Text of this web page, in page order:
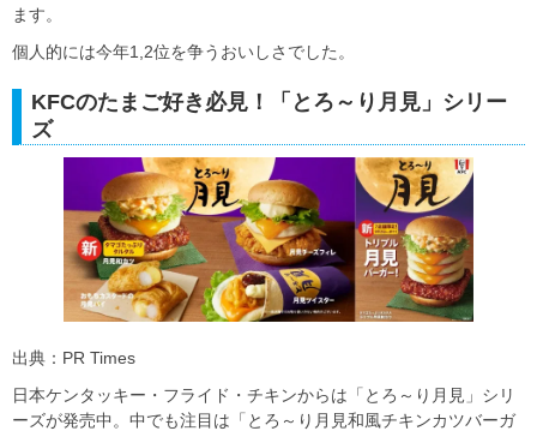
ます。
個人的には今年1,2位を争うおいしさでした。
KFCのたまご好き必見！「とろ～り月見」シリー
ズ
出典：PR Times
日本ケンタッキー・フライド・チキンからは「とろ～り月見」シリ
ーズが発売中。中でも注目は「とろ～り月見和風チキンカツバーガ